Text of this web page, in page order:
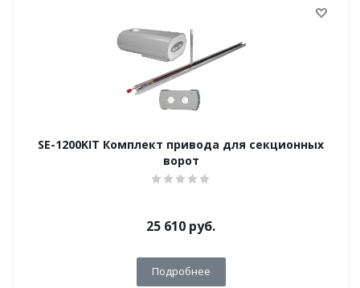
SE-1200KIT Комплект привода для секционных
ворот
25 610 руб.
Подробнее